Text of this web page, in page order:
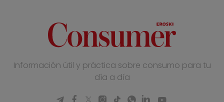
Información útil y práctica sobre consumo para tu
día a día